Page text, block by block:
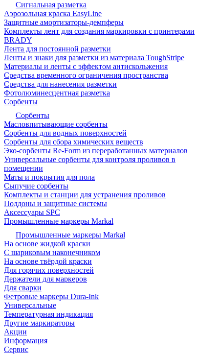
Сигнальная разметка
Аэрозольная краска EasyLine
Защитные амортизаторы-демпферы
Комплекты лент для создания маркировки с принтерами
BRADY
Лента для постоянной разметки
Ленты и знаки для разметки из материала ToughStripe
Материалы и ленты с эффектом антискольжения
Средства временного ограничения пространства
Средства для нанесения разметки
Фотолюминесцентная разметка
Сорбенты
Сорбенты
Масловпитывающие сорбенты
Сорбенты для водных поверхностей
Сорбенты для сбора химических веществ
Эко-сорбенты Re-Form из переработанных материалов
Универсальные сорбенты для контроля проливов в
помещении
Маты и покрытия для пола
Сыпучие сорбенты
Комплекты и станции для устранения проливов
Поддоны и защитные системы
Аксессуары SPC
Промышленные маркеры Markal
Промышленные маркеры Markal
На основе жидкой краски
С шариковым наконечником
На основе твёрдой краски
Для горячих поверхностей
Держатели для маркеров
Для сварки
Фетровые маркеры Dura-Ink
Универсальные
Температурная индикация
Другие маркираторы
Акции
Информация
Сервис